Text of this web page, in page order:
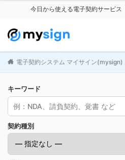
今日から使える電子契約サービス
電子契約システム マイサイン(mysign)
キーワード
契約種別